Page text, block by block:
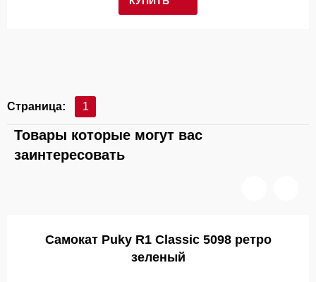
Страница: 1
Товары которые могут вас
заинтересовать
Самокат Puky R1 Classic 5098 ретро
зеленый